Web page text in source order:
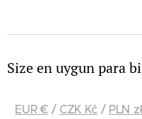
Size en uygun para
EUR €/ CZK Kč / PLN zł